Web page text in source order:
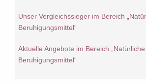
Unser Vergleichssieger im Bereich
Beruhigungsmittel“
Aktuelle Angebote im Bereich „Natürliche
Beruhigungsmittel“